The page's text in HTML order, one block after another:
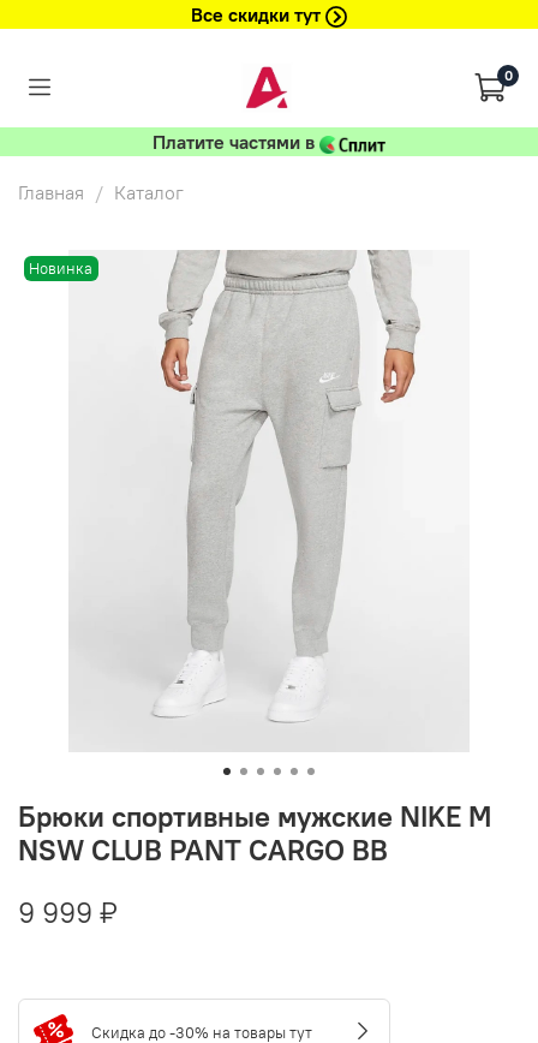
Все скидки тут
0
Платите частями в
Главная Каталог
Новинка
Брюки спортивные мужские NIKE M
NSW CLUB PANT CARGO BB
9 999 ₽
Скидка до -30% на товары тут